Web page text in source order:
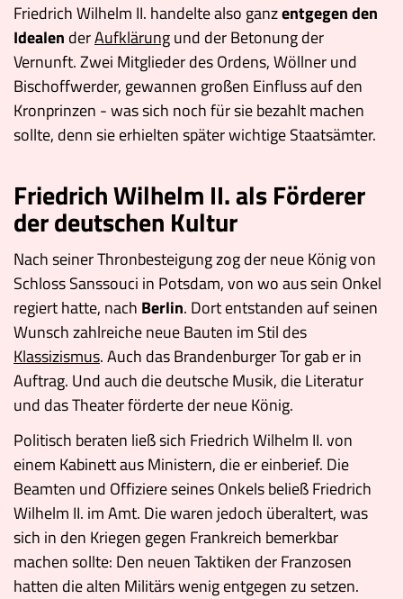
Friedrich Wilhelm II. handelte also ganzentgegen den
Idealen derAufklärungund der Betonung der
Vernunft. Zwei Mitglieder des Ordens, Wöllner und
Bischoffwerder, gewannen großen Einfluss auf den
Kronprinzen - was sich noch für sie bezahlt machen
sollte, denn sie erhielten später wichtige Staatsämter.
Friedrich Wilhelm II. als Förderer
der deutschen Kultur
Nach seiner Thronbesteigung zog der neue König von
Schloss Sanssouci in Potsdam, von wo aus sein Onkel
regiert hatte, nach Berlin. Dort entstanden auf seinen
Wunsch zahlreiche neue Bauten im Stil des
Klassizismus. Auch das Brandenburger Tor gab er in
Auftrag. Und auch die deutsche Musik, die Literatur
und das Theater förderte der neue König.
Politisch beraten ließ sich Friedrich Wilhelm II. von
einem Kabinett aus Ministern, die er einberief. Die
Beamten und Offiziere seines Onkels beließ Friedrich
Wilhelm II. im Amt. Die waren jedoch überaltert, was
sich in den Kriegen gegen Frankreich bemerkbar
machen sollte: Den neuen Taktiken der Franzosen
hatten die alten Militärs wenig entgegen zu setzen.